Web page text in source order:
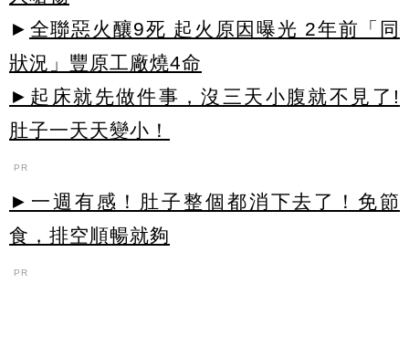
► 全聯惡火釀9死 起火原因曝光 2年前「同
狀況」豐原工廠燒4命
►起床就先做件事，沒三天小腹就不見了!
肚子一天天變小！
PR
►一週有感！肚子整個都消下去了！免節
食，排空順暢就夠
PR